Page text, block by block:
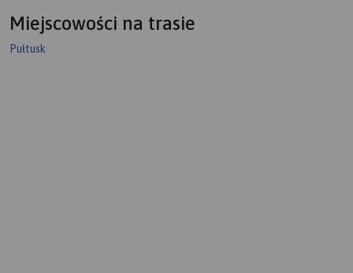
Miejscowości na trasie
Pułtusk